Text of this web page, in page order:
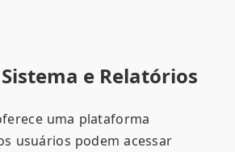
e Relatórios
uma plataforma
usuários podem acessar